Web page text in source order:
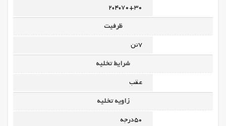
70+30*4*2
ظرفیت
7تن
شرایط تخلیه
عقب
زاویه تخلیه
50درجه